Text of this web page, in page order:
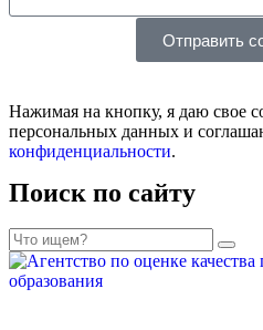
Отправить
Нажимая на кнопку, я даю свое
персональных данных и
конфиденциальности.
Поиск по сайту